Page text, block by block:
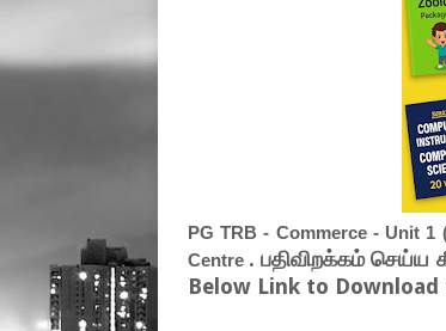
PG TRB - Commerce - Unit 1
Centre . பதிவிறக்கம் செய்ய
Below Link to